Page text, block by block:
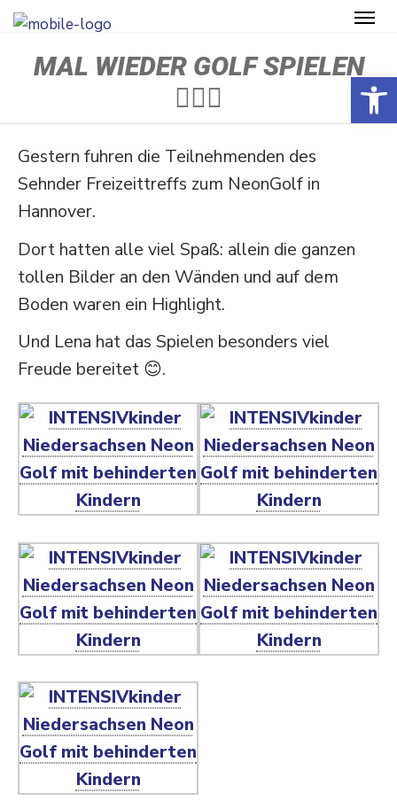
MAL WIEDER GOLF SPIELEN
🏌🏻‍♀️
Gestern fuhren die Teilneh­menden des
Sehnder Freizeit­treffs zum NeonGolf in
Hannover.
Dort hatten alle viel Spaß: allein die ganzen
tollen Bilder an den Wänden und auf dem
Boden waren ein Highlight.
Und Lena hat das Spielen besonders viel
Freude bereitet 😊.
Open toolbar